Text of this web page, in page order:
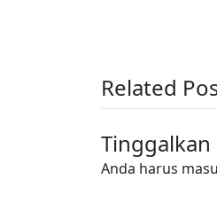
Related
Tinggalkan
Anda harus